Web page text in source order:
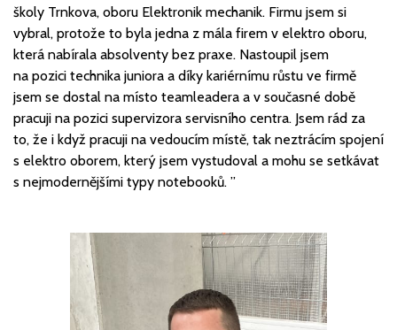
školy Trnkova, oboru Elektronik mechanik. Firmu jsem si
vybral, protože to byla jedna z mála firem v elektro oboru,
která nabírala absolventy bez praxe. Nastoupil jsem
na pozici technika juniora a díky kariérnímu růstu ve firmě
jsem se dostal na místo teamleadera a v současné době
pracuji na pozici supervizora servisního centra. Jsem rád za
to, že i když pracuji na vedoucím místě, tak neztrácím spojení
s elektro oborem, který jsem vystudoval a mohu se setkávat
s nejmodernějšími typy notebooků. ”